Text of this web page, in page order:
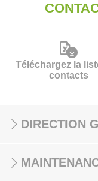
Téléchargez la
contacts
DIRECTION